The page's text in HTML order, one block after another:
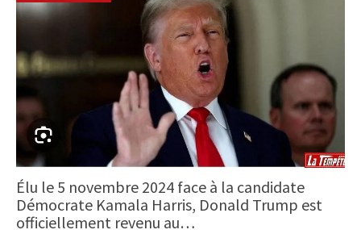
Élu le 5 novembre 2024 face à la candidate
Démocrate Kamala Harris, Donald Trump est
officiellement revenu au…